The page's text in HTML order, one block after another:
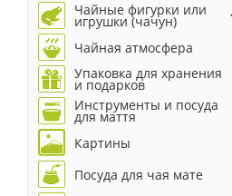
Чайные фигурки или
игрушки (чачун)
Чайная атмосфера
Упаковка для хранения
и подарков
Инструменты и посуда
для маття
Картины
Посуда для чая мате